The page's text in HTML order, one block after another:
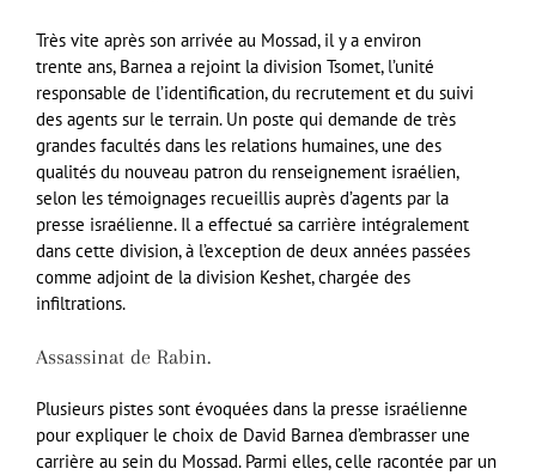
Très vite après son arrivée au Mossad, il y a environ
trente ans, Barnea a rejoint la division Tsomet, l’unité
responsable de l’identification, du recrutement et du suivi
des agents sur le terrain. Un poste qui demande de très
grandes facultés dans les relations humaines, une des
qualités du nouveau patron du renseignement israélien,
selon les témoignages recueillis auprès d’agents par la
presse israélienne. Il a effectué sa carrière intégralement
dans cette division, à l’exception de deux années passées
comme adjoint de la division Keshet, chargée des
infiltrations.
Assassinat de Rabin.
Plusieurs pistes sont évoquées dans la presse israélienne
pour expliquer le choix de David Barnea d’embrasser une
carrière au sein du Mossad. Parmi elles, celle racontée par un